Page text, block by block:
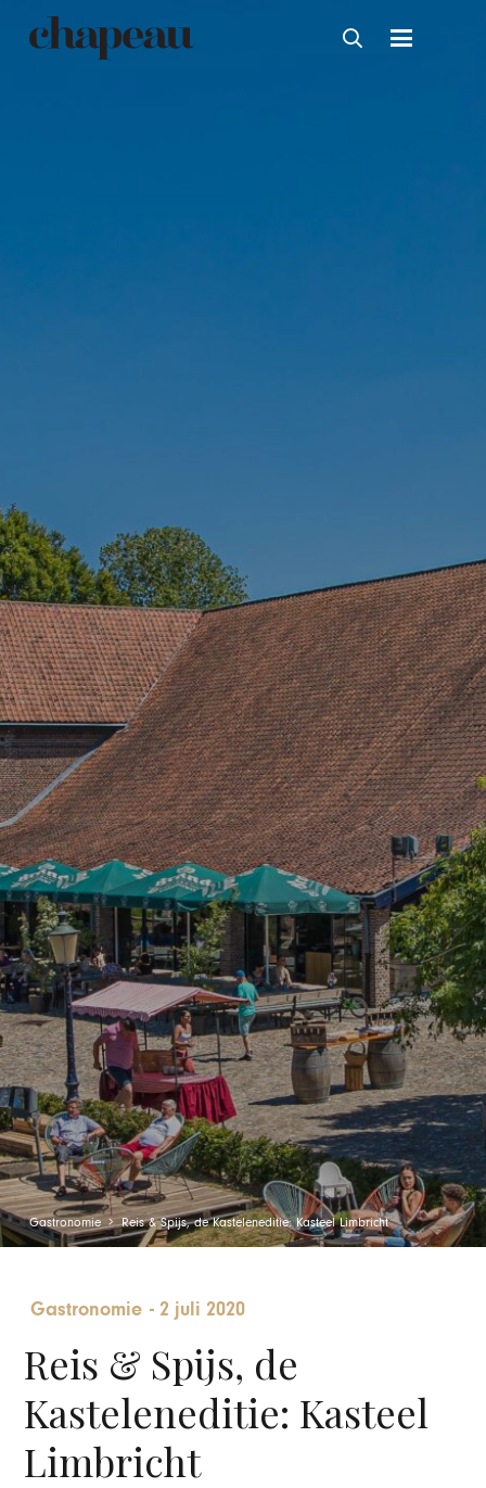
Gastronomie Reis & Spijs, de Kasteleneditie: Kasteel Limbricht
Gastronomie -2 juli 2020
Reis & Spijs, de
Kasteleneditie: Kasteel
Limbricht